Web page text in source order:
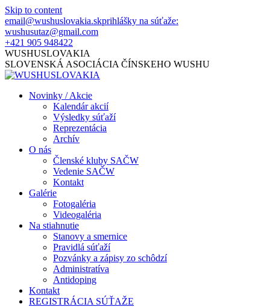
Skip to content
email@wushuslovakia.skprihlášky na súťaže:
wushusutaz@gmail.com
+421 905 948422
WUSHUSLOVAKIA
SLOVENSKÁ ASOCIÁCIA ČÍNSKEHO WUSHU
Novinky / Akcie
Kalendár akcií
Výsledky súťaží
Reprezentácia
Archív
O nás
Členské kluby SAČW
Vedenie SAČW
Kontakt
Galérie
Fotogaléria
Videogaléria
Na stiahnutie
Stanovy a smernice
Pravidlá súťaží
Pozvánky a zápisy zo schôdzí
Administratíva
Antidoping
Kontakt
REGISTRÁCIA SÚŤAŽE